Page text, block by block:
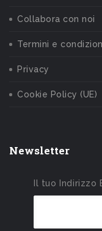
Collabora con noi
Termini e
Privacy
Cookie Policy (UE)
Newsletter
Il tuo Indirizzo